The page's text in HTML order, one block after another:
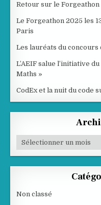
Retour sur le Forgeathon
Le Forgeathon 2025 les
Paris
Les lauréats du concours
L’AEIF salue l’initiative
Maths »
CodEx et la nuit du code
Archives
Non classé